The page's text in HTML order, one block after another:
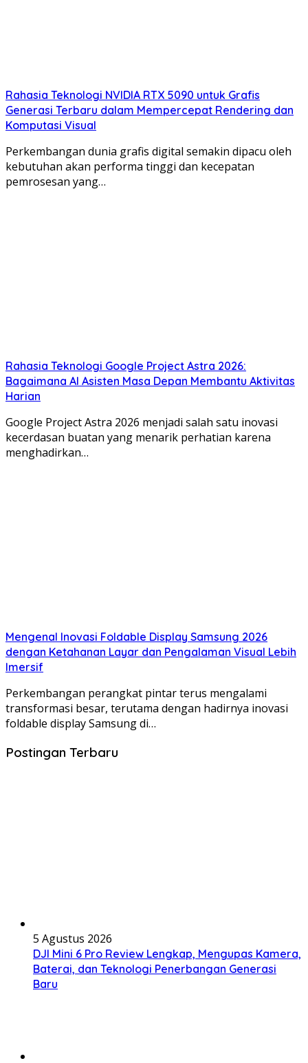
Rahasia Teknologi NVIDIA RTX 5090 untuk Grafis
Generasi Terbaru dalam Mempercepat Rendering dan
Komputasi Visual
Perkembangan dunia grafis digital semakin dipacu oleh
kebutuhan akan performa tinggi dan kecepatan
pemrosesan yang…
Rahasia Teknologi Google Project Astra 2026:
Bagaimana AI Asisten Masa Depan Membantu Aktivitas
Harian
Google Project Astra 2026 menjadi salah satu inovasi
kecerdasan buatan yang menarik perhatian karena
menghadirkan…
Mengenal Inovasi Foldable Display Samsung 2026
dengan Ketahanan Layar dan Pengalaman Visual Lebih
Imersif
Perkembangan perangkat pintar terus mengalami
transformasi besar, terutama dengan hadirnya inovasi
foldable display Samsung di…
Postingan Terbaru
5 Agustus 2026
DJI Mini 6 Pro Review Lengkap, Mengupas Kamera,
Baterai, dan Teknologi Penerbangan Generasi
Baru